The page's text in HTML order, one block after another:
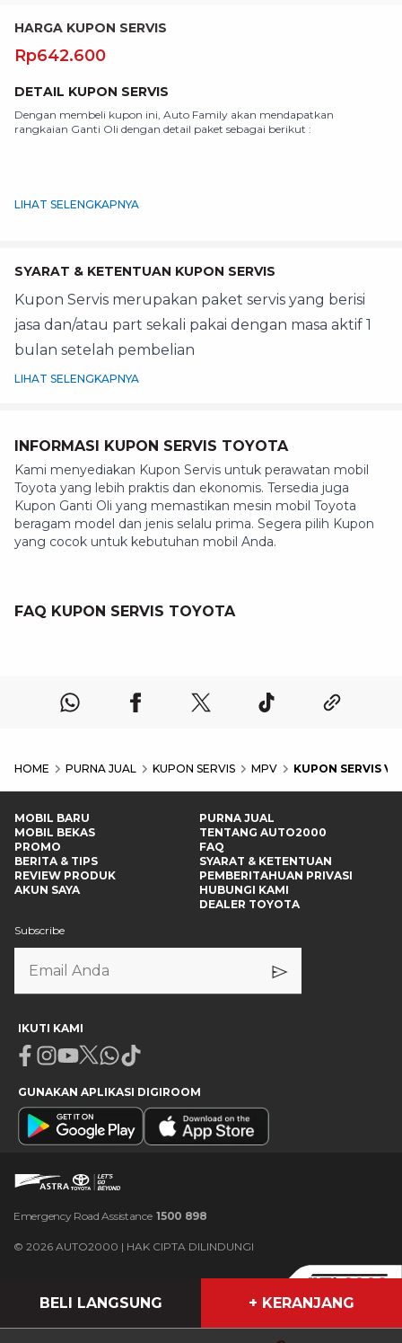
HARGA KUPON SERVIS
Rp642.600
DETAIL KUPON SERVIS
Dengan membeli kupon ini, Auto Family akan mendapatkan
rangkaian Ganti Oli dengan detail paket sebagai berikut :
LIHAT SELENGKAPNYA
SYARAT & KETENTUAN KUPON SERVIS
Kupon Servis merupakan paket servis yang berisi
jasa dan/atau part sekali pakai dengan masa aktif 1
bulan setelah pembelian
LIHAT SELENGKAPNYA
INFORMASI KUPON SERVIS TOYOTA
Kami menyediakan Kupon Servis untuk perawatan mobil
Toyota yang lebih praktis dan ekonomis. Tersedia juga
Kupon Ganti Oli yang memastikan mesin mobil Toyota
beragam model dan jenis selalu prima. Segera pilih Kupon
yang cocok untuk kebutuhan mobil Anda.
FAQ KUPON SERVIS TOYOTA
HOME PURNA JUAL KUPON SERVIS MPV KUPON SERVIS
BELI LANGSUNG + KERANJANG
MOBIL BARU
MOBIL BEKAS
PROMO
BERITA & TIPS
REVIEW PRODUK
AKUN SAYA
PURNA JUAL
TENTANG AUTO2000
FAQ
SYARAT & KETENTUAN
PEMBERITAHUAN PRIVASI
HUBUNGI KAMI
DEALER TOYOTA
Subscribe
IKUTI KAMI
Facebook
Instagram
Youtube
X Whatsapp
Tiktok
GUNAKAN APLIKASI DIGIROOM
Emergency Road Assistance 1500 898
© 2026 AUTO2000 | HAK CIPTA DILINDUNGI